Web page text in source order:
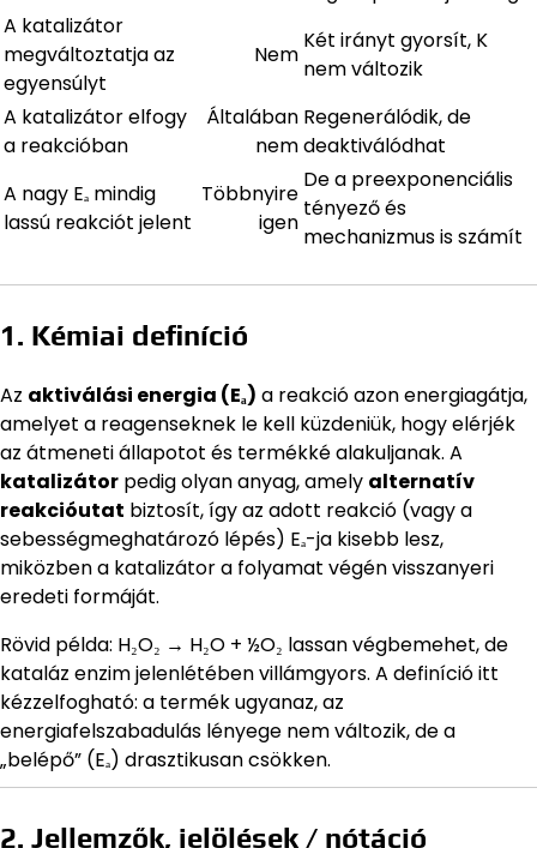
A katalizátor
megváltoztatja az
egyensúlyt
Nem
Két irányt gyorsít, K
nem változik
A katalizátor elfogy
a reakcióban
Általában
nem
Regenerálódik, de
deaktiválódhat
A nagy Eₐ mindig
lassú reakciót jelent
Többnyire
igen
De a preexponenciális
tényező és
mechanizmus is számít
1. Kémiai definíció
Az aktiválási energia (Eₐ) a reakció azon energiagátja,
amelyet a reagenseknek le kell küzdeniük, hogy elérjék
az átmeneti állapotot és termékké alakuljanak. A
katalizátor pedig olyan anyag, amely alternatív
reakcióutat biztosít, így az adott reakció (vagy a
sebességmeghatározó lépés) Eₐ-ja kisebb lesz,
miközben a katalizátor a folyamat végén visszanyeri
eredeti formáját.
Rövid példa: H₂O₂ → H₂O + ½O₂ lassan végbemehet, de
kataláz enzim jelenlétében villámgyors. A definíció itt
kézzelfogható: a termék ugyanaz, az
energiafelszabadulás lényege nem változik, de a
„belépő” (Eₐ) drasztikusan csökken.
2. Jellemzők, jelölések / nótáció